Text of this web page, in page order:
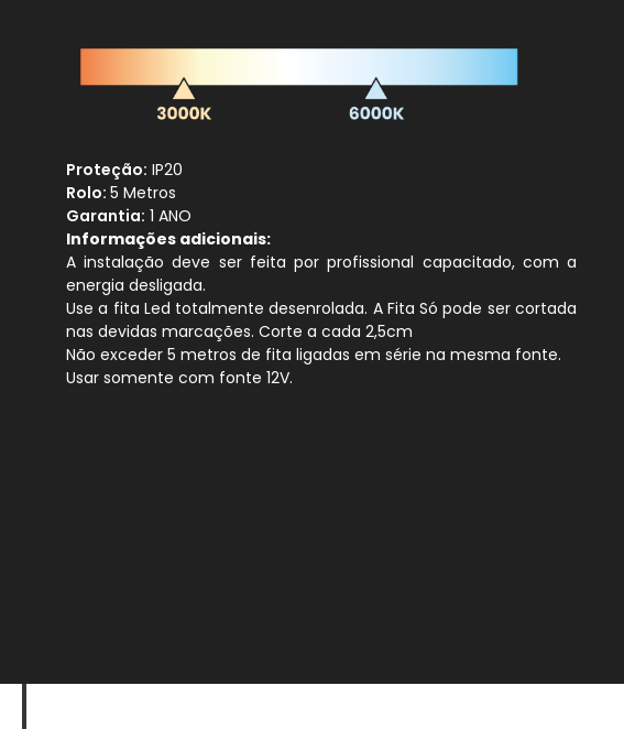
Proteção: IP20
Rolo: 5 Metros
Garantia: 1 ANO
Informações adicionais:
A instalação deve ser feita por profissional capacitado, com a
energia desligada.
Use a fita Led totalmente desenrolada. A Fita Só pode ser cortada
nas devidas marcações. Corte a cada 2,5cm
Não exceder 5 metros de fita ligadas em série na mesma fonte.
Usar somente com fonte 12V.